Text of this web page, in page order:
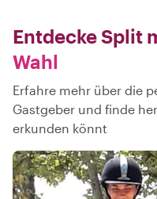
Entdecke Split
Wahl
Erfahre mehr über die
Gastgeber und finde
erkunden könnt